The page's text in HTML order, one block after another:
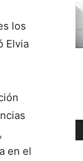
los
Elvia
en el